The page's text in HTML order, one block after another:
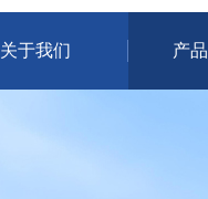
关于我们 产